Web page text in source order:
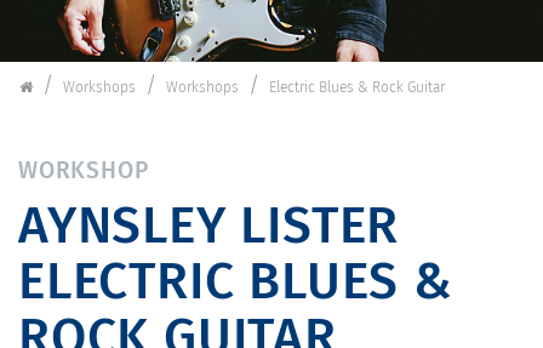
Schorndorfer Gitarrentage
Workshops Workshops Electric Blues & Rock Guitar
WORKSHOP
AYNSLEY LISTER
ELECTRIC BLUES &